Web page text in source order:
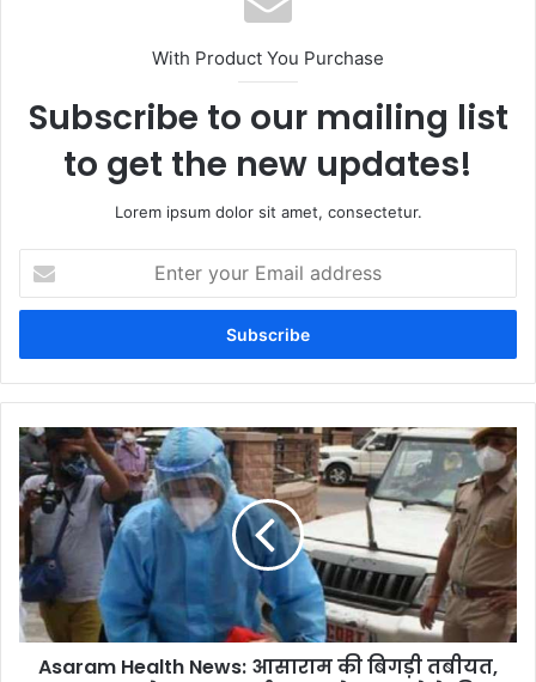
With Product You Purchase
Subscribe to our mailing list
to get the new updates!
Lorem ipsum dolor sit amet, consectetur.
your
Email
Asaram Health News: आसाराम की बिगड़ी तबीयत,